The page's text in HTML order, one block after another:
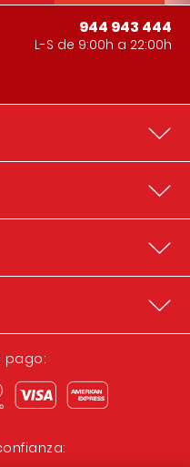
944 943 444
L-S de 9:00h a 22:00h
pago: